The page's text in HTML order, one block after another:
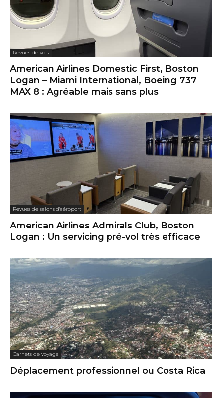
Revues de vols
American Airlines Domestic First, Boston
Logan – Miami International, Boeing 737
MAX 8 : Agréable mais sans plus
Revues de salons d'aéroport
American Airlines Admirals Club, Boston
Logan : Un servicing pré-vol très efficace
Carnets de voyage
Déplacement professionnel ou Costa Rica